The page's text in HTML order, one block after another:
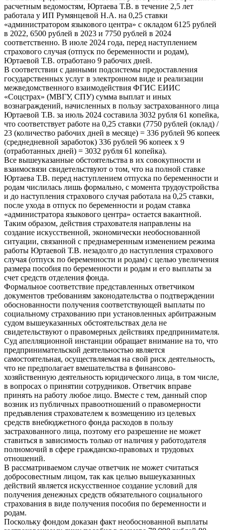
расчетным ведомостям, Юртаева Т.В. в течение 2,5 лет
работала у ИП Румянцевой Н.А. на 0,25 ставки
«администратором языкового центра» с окладом 6125 рублей
в 2022, 6500 рублей в 2023 и 7750 рублей в 2024
соответственно. В июле 2024 года, перед наступлением
страхового случая (отпуск по беременности и родам),
Юртаевой Т.В. отработано 9 рабочих дней.
В соответствии с данными подсистемы предоставления
государственных услуг в электронном виде и реализации
межведомственного взаимодействия ФГИС ЕИИС
«Соцстрах» (МВГУ, СПУ) сумма выплат и иных
вознаграждений, начисленных в пользу застрахованного лица
Юртаевой Т.В. за июль 2024 составила 3032 рубля 61 копейка,
что соответствует работе на 0,25 ставки (7750 рублей (оклад) /
23 (количество рабочих дней в месяце) = 336 рублей 96 копеек
(среднедневной заработок) 336 рублей 96 копеек х 9
(отработанных дней) = 3032 рубля 61 копейка).
Все вышеуказанные обстоятельства в их совокупности и
взаимосвязи свидетельствуют о том, что на полной ставке
Юртаева Т.В. перед наступлением отпуска по беременности и
родам числилась лишь формально, с момента трудоустройства
и до наступления страхового случая работала на 0,25 ставки,
после ухода в отпуск по беременности и родам ставка
«администратора языкового центра» остается вакантной.
Таким образом, действия страхователя направлены на
создание искусственной, экономически необоснованной
ситуации, связанной с преднамеренным изменением режима
работы Юртаевой Т.В. незадолго до наступления страхового
случая (отпуск по беременности и родам) с целью увеличения
размера пособия по беременности и родам и его выплаты за
счет средств отделения фонда.
Формальное соответствие представленных ответчиком
документов требованиям законодательства о подтверждении
обоснованности получения соответствующей выплаты по
социальному страхованию при установленных арбитражным
судом вышеуказанных обстоятельствах дела не
свидетельствуют о правомерных действиях предпринимателя.
Суд апелляционной инстанции обращает внимание на то, что
предпринимательской деятельностью является
самостоятельная, осуществляемая на свой риск деятельность,
что не предполагает вмешательства в финансово-
хозяйственную деятельность юридического лица, в том числе,
в вопросах о принятии сотрудников. Ответчик вправе
принять на работу любое лицо. Вместе с тем, данный спор
возник из публичных правоотношений о правомерности
предъявления страхователем к возмещению из целевых
средств внебюджетного фонда расходов в пользу
застрахованного лица, поэтому его разрешение не может
ставиться в зависимость только от наличия у работодателя
полномочий в сфере гражданско-правовых и трудовых
отношений.
В рассматриваемом случае ответчик не может считаться
добросовестным лицом, так как целью вышеуказанных
действий является искусственное создание условий для
получения денежных средств обязательного социального
страхования в виде получения пособия по беременности и
родам.
Поскольку фондом доказан факт необоснованной выплаты